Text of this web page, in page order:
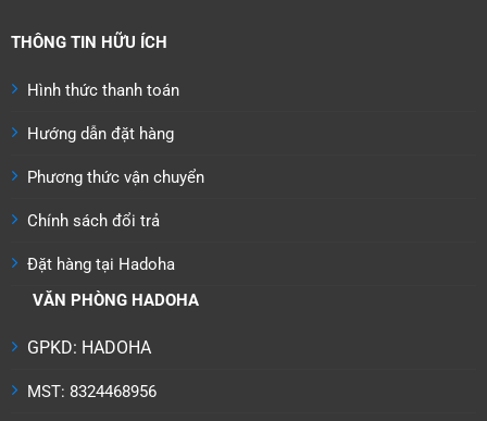
THÔNG TIN HỮU ÍCH
Hình thức thanh toán
Hướng dẫn đặt hàng
Phương thức vận chuyển
Chính sách đổi trả
Đặt hàng tại Hadoha
VĂN PHÒNG HADOHA
GPKD: HADOHA
MST: 8324468956